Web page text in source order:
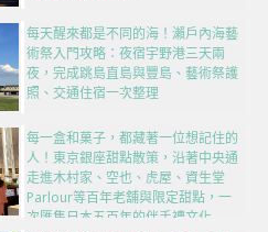
每天醒來都是不同的海！瀨戶內海藝
術祭入門攻略：夜宿宇野港三天兩
夜，完成跳島直島與豐島、藝術祭護
照、交通住宿一次整理
每一盒和菓子，都藏著一位想記住的
人！東京銀座甜點散策，沿著中央通
走進木村家、空也、虎屋、資生堂
Parlour等百年老舖與限定甜點，一
次匯集日本五百年的伴手禮文化